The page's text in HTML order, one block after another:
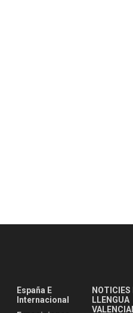
España E
Internacional
NOTICIES
LLENGUA